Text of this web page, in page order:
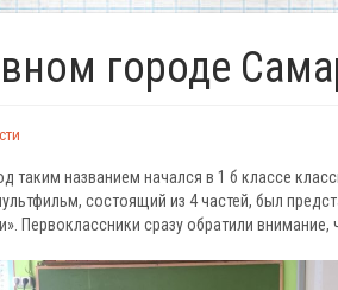
городе
таким названием начался в 1 б классе
состоящий из 4 частей, был
Первоклассники сразу обратили внимание,